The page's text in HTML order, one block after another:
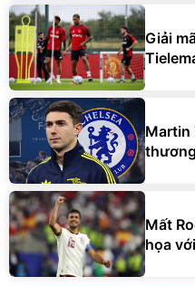
Giải
Martin
Mất
họa